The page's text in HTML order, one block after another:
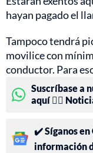
hayan pagado el
Tampoco tendrá
movilice con
conductor. Para
Suscríbase a
aquí 👉🏻
✔️ Síganos en
información